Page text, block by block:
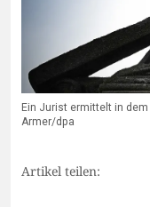
Ein Jurist ermittelt in
Armer/dpa
Artikel teilen: